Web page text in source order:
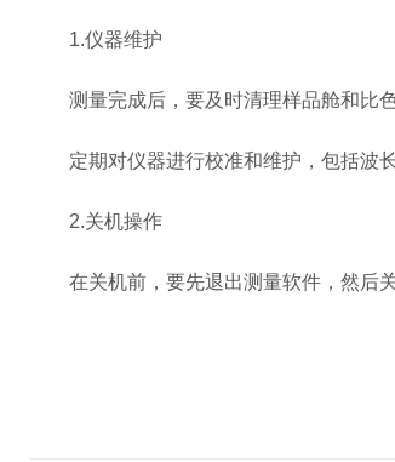
1.仪器维护
测量完成后，要及时清理样品舱和比色
定期对仪器进行校准和维护，包括波长
2.关机操作
在关机前，要先退出测量软件，然后关